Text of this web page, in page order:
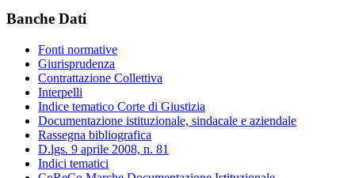
Banche Dati
Fonti normative
Giurisprudenza
Contrattazione Collettiva
Interpelli
Indice tematico Corte di Giustizia
Documentazione istituzionale, sindacale e aziendale
Rassegna bibliografica
D.lgs. 9 aprile 2008, n. 81
Indici tematici